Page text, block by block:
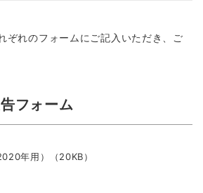
れのフォームにご記入いただき、ご
フォーム
年用）（20KB）